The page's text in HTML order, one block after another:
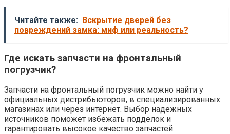
Читайте также: Вскрытие дверей без
повреждений замка: миф или реальность?
Где искать запчасти на фронтальный
погрузчик?
Запчасти на фронтальный погрузчик можно найти у
официальных дистрибьюторов, в специализированных
магазинах или через интернет. Выбор надежных
источников поможет избежать подделок и
гарантировать высокое качество запчастей.